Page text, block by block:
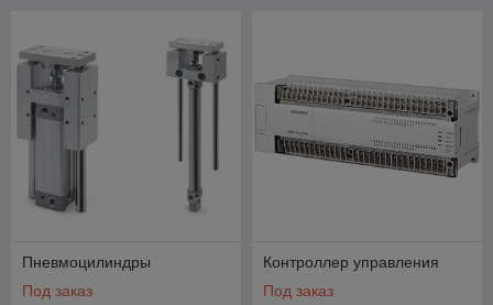
Пневмоцилиндры
Под заказ
Контроллер управления
Под заказ